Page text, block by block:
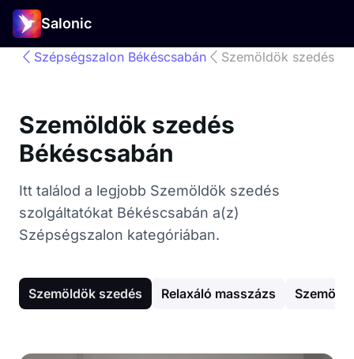
Salonic
Szépségszalon Békéscsabán Szemöldök szedés
Szemöldök szedés
Békéscsabán
Itt találod a legjobb Szemöldök szedés
szolgáltatókat Békéscsabán a(z)
Szépségszalon kategóriában.
Szemöldök szedés Relaxáló masszázs